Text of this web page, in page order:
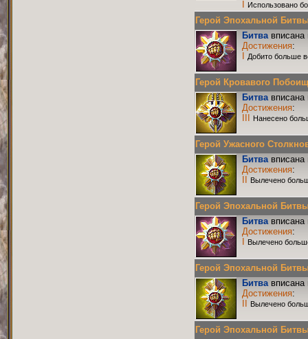
Использовано
Герой Эпохальной
Битвавписана
Достижения:
Добито больше
Герой Кровавого
Битвавписана
Достижения:
Нанесено
Герой Ужасного
Битвавписана
Достижения:
Вылечено
Герой Эпохальной
Битвавписана
Достижения:
Вылечено
Герой Эпохальной
Битвавписана
Достижения:
Вылечено
Герой Эпохальной